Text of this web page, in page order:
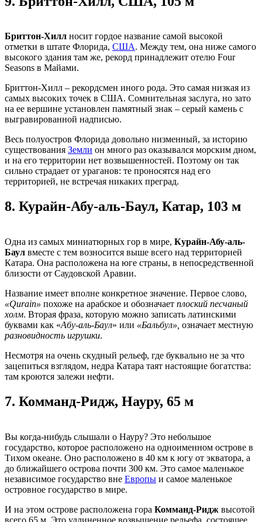
Бриттон-Хилл носит гордое название самой высокой
отметки в штате Флорида, США. Между тем, она ниже самого
высокого здания там же, рекорд принадлежит отелю Four
Seasons в Майами.
Бриттон-Хилл – рекордсмен иного рода. Это самая низкая из
самых высоких точек в США. Сомнительная заслуга, но зато
на ее вершине установлен памятный знак – серый камень с
выгравированной надписью.
Весь полуостров Флорида довольно низменный, за историю
существования Земли он много раз оказывался морским дном,
и на его территории нет возвышенностей. Поэтому он так
сильно страдает от ураганов: те проносятся над его
территорией, не встречая никаких преград.
8. Курайн-Абу-аль-Баул, Катар, 103 м
Одна из самых миниатюрных гор в мире, Курайн-Абу-аль-
Баул вместе с тем возносится выше всего над территорией
Катара. Она расположена на юге страны, в непосредственной
близости от Саудовской Аравии.
Название имеет вполне конкретное значение. Первое слово,
«Qurain» похоже на арабское и обозначает плоский песчаный
холм. Вторая фраза, которую можно записать латинскими
буквами как «Абу-аль-Баул» или «Бальбул», означает местную
разновидность игрушки.
Несмотря на очень скудный рельеф, где буквально не за что
зацепиться взглядом, недра Катара таят настоящие богатства:
там кроются залежи нефти.
7. Комманд-Ридж, Науру, 65 м
Вы когда-нибудь слышали о Науру? Это небольшое
государство, которое расположено на одноименном острове в
Тихом океане. Оно расположено в 40 км к югу от экватора, а
до ближайшего острова почти 300 км. Это самое маленькое
независимое государство вне Европы и самое маленькое
островное государство в мире.
И на этом острове расположена гора Комманд-Ридж высотой
всего 65 м. Это удлиненное возвышение рельефа, состоящее